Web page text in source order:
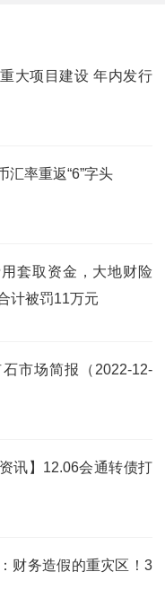
大项目建设 年内发行
汇率重返“6”字头
套取资金，大地财险
计被罚11万元
市场简报（2022-12-
讯】12.06会通转债打
财务造假的重灾区！3